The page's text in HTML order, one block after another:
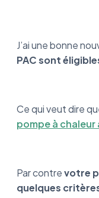
J’ai une bonne
PAC sont
Ce qui veut dire
pompe à chaleur
Par contrevotre
quelques